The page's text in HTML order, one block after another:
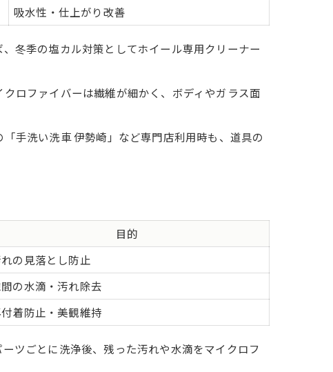
吸水性・仕上がり改善
冬季の塩カル対策としてホイール専用クリーナー
ロファイバーは繊維が細かく、ボディやガラス面
手洗い洗車 伊勢崎」など専門店利用時も、道具の
目的
の見落とし防止
の水滴・汚れ除去
着防止・美観維持
ツごとに洗浄後、残った汚れや水滴をマイクロフ